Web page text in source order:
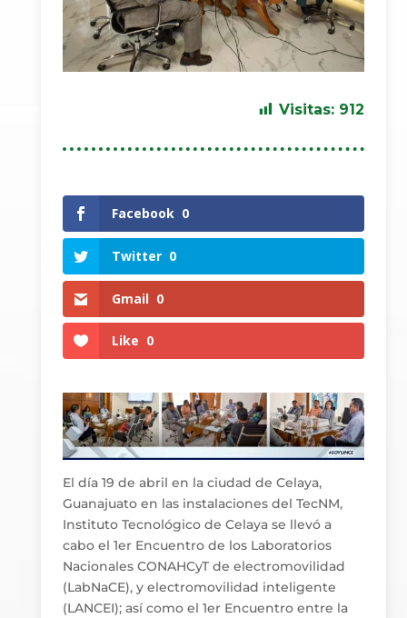
Visitas: 912
Facebook 0
Twitter 0
Gmail 0
Like 0
El día 19 de abril en la ciudad de Celaya,
Guanajuato en las instalaciones del TecNM,
Instituto Tecnológico de Celaya se llevó a
cabo el 1er Encuentro de los Laboratorios
Nacionales CONAHCyT de electromovilidad
(LabNaCE), y electromovilidad inteligente
(LANCEI); así como el 1er Encuentro entre la